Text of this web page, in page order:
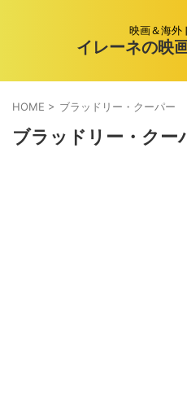
映画＆海外
イレーネの映
HOME > ブラッドリー・クーパー
ブラッドリー・クー